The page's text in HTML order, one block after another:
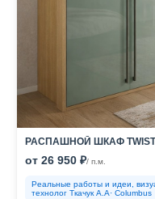
РАСПАШНОЙ ШКАФ TWIST
от 26 950 ₽/ п.м.
Реальные работы и идеи,
технолог Ткачук А.А· Columbus